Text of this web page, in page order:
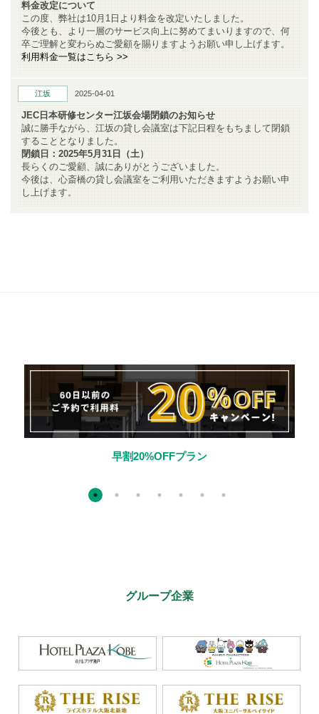
料金改定について
この度、弊社は10月1日より料金を改定いたしました。
今後とも、より一層のサービス向上に努めてまいりますので、何
卒ご理解と変わらぬご愛顧を賜りますようお願い申し上げます。
利用料金一覧はこちら >>
江坂 2025-04-01
JEC日本研修センター江坂会場閉鎖のお知らせ
誠に勝手ながら、江坂の貸し会議室は下記日程をもちまして閉鎖
することとなりました。
閉鎖日：2025年5月31日（土）
長らくのご愛顧、誠にありがとうございました。
今後は、心斎橋の貸し会議室をご利用いただきますようお願い申
し上げます。
セット割10%OFFプラン
グループ企業